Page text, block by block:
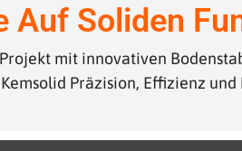
Auf Soliden
mit innovativen
Präzision, Effizienz